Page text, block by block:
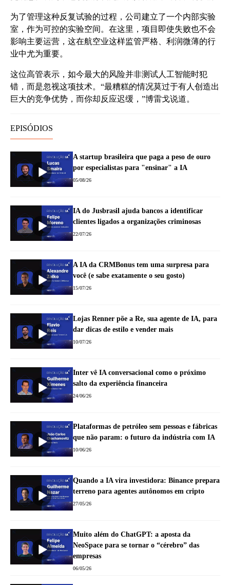
为了管理这种反复试验的过程，公司建立了一个内部实验
室，作为可控的实验空间。在这里，项目即使失败也不会
影响主要运营，这在航空业这样监管严格、利润微薄的行
业中尤为重要。
这位高管表示，如今最大的风险并非测试人工智能时犯
错，而是忽视这项技术。“最糟糕的情况莫过于有人创造出
巨大的竞争优势，而你却反应迟缓，”博雷戈说道。
EPISÓDIOS
A startup brasileira que paga a peso de ouro
por especialistas para "ensinar" a IA
05/08/26
IA do Jusbrasil ajuda bancos a identificar
clientes ligados a organizações criminosas
22/07/26
A IA da CRMBonus tem uma surpresa para
você (e sabe exatamente o seu gosto)
15/07/26
Lojas Renner põe a Re, sua agente de IA, para
dar dicas de estilo e vender mais
10/07/26
Inter vê IA conversacional como o próximo
salto da experiência financeira
24/06/26
Plataformas de petróleo sem pessoas e fábricas
que não param: o futuro da indústria com IA
10/06/26
Quando a IA vira investidora: Binance prepara
terreno para agentes autônomos em cripto
27/05/26
Muito além do ChatGPT: a aposta da
NeoSpace para se tornar o “cérebro” das
empresas
06/05/26